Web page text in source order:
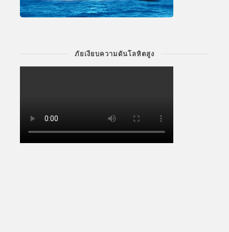
ภัยเงียบความดันโลหิตสูง